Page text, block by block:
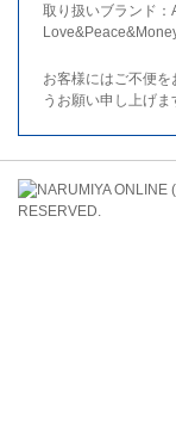
取り扱いブランド：
お客様にはご不便
うお願い申し上げま